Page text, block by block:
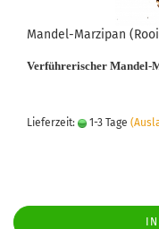
Mandel-Marzipan
Verführerischer Mandel-
Lieferzeit: 1-3 Tage